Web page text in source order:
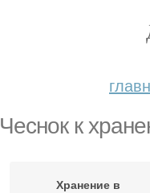
Чеснок к
Хранение в